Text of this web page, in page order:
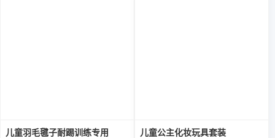
儿童羽毛毽子耐踢训练专用 儿童公主化妆玩具套装